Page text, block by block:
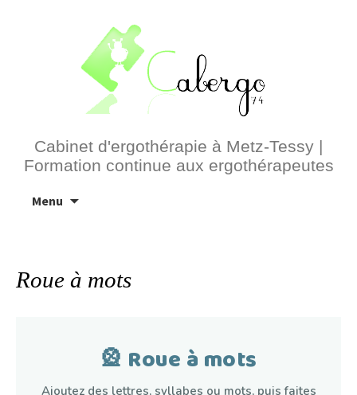
Cabinet d'ergothérapie à Metz-Tessy |
Formation continue aux ergothérapeutes
Menu
au
Roue à mots